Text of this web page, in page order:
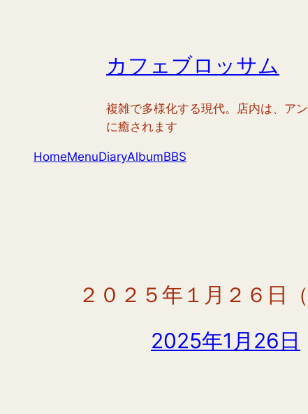
カフェブロッサム
複雑で多様化する現代。店内は、ア
に癒されます
HomeMenuDiaryAlbumBBS
２０２５年１月２６日
2025年1月26日